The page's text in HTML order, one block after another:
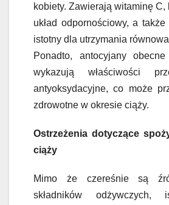
kobiety. Zawierają witaminę C,
układ odpornościowy, a
istotny dla utrzymania
Ponadto, antocyjany
wykazują właściwości
antyoksydacyjne, co może
zdrowotne w okresie ciąży.
Ostrzeżenia dotyczące
ciąży
Mimo że czereśnie są
składników odżywczych,